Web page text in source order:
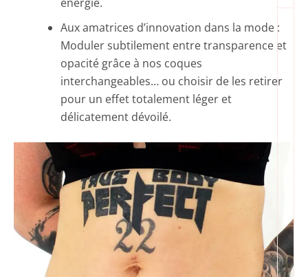
Aux amatrices d’innovation dans la mode :
Moduler subtilement entre transparence et
opacité grâce à nos coques
interchangeables… ou choisir de les retirer
pour un effet totalement léger et
délicatement dévoilé.